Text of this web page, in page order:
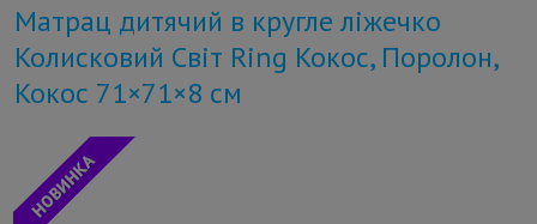
Матрац дитячий в кругле ліжечко
Колисковий Світ Ring Кокос, Поролон,
Кокос 71×71×8 см